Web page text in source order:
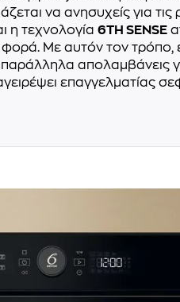
να ανησυχείς για τις
η τεχνολογία 6TH SENSE
φορά. Με αυτόν τον τρόπο,
απολαμβάνεις
επαγγελματίας